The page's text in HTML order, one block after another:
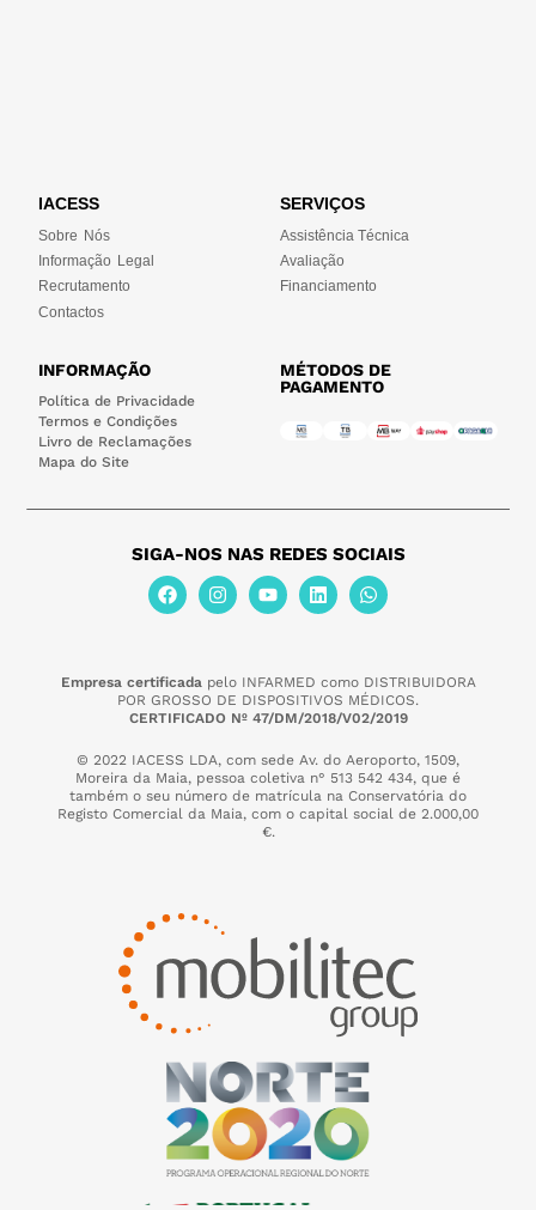
IACESS
Sobre Nós
Informação Legal
Recrutamento
Contactos
SERVIÇOS
Assistência Técnica
Avaliação
Financiamento
INFORMAÇÃO
Política de Privacidade
Termos e Condições
Livro de Reclamações
Mapa do Site
MÉTODOS DE
PAGAMENTO
SIGA-NOS NAS REDES SOCIAIS
Empresa certificadapelo INFARMED como DISTRIBUIDORA
POR GROSSO DE DISPOSITIVOS MÉDICOS.
CERTIFICADO Nº 47/DM/2018/V02/2019
© 2022 IACESS LDA, com sede Av. do Aeroporto, 1509,
Moreira da Maia, pessoa coletiva n° 513 542 434, que é
também o seu número de matrícula na Conservatória do
Registo Comercial da Maia, com o capital social de 2.000,00
€.